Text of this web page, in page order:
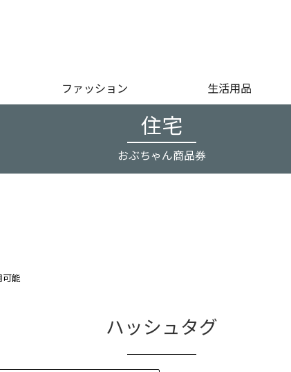
ファッション 生活用品
住宅
おぶちゃん商品券
能
ハッシュタグ